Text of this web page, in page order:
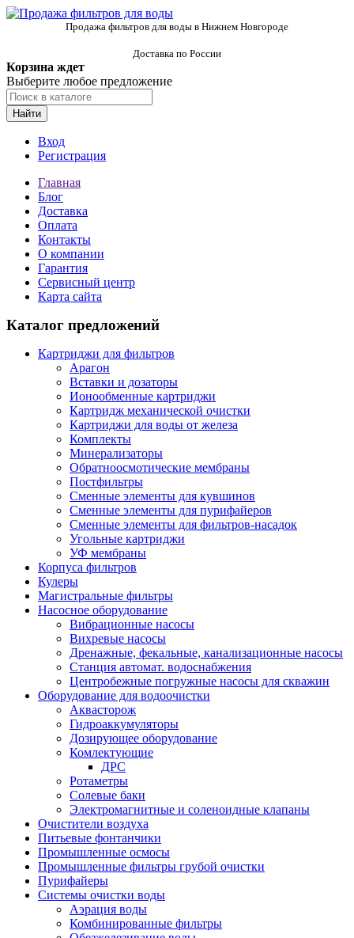
Продажа фильтров для воды в Нижнем Новгороде
Доставка по России
Корзина ждет
Выберите любое предложение
Найти
Вход
Регистрация
Главная
Блог
Доставка
Оплата
Контакты
О компании
Гарантия
Сервисный центр
Карта сайта
Каталог предложений
Картриджи для фильтров
Арагон
Вставки и дозаторы
Ионообменные картриджи
Картридж механической очистки
Картриджи для воды от железа
Комплекты
Минерализаторы
Обратноосмотические мембраны
Постфильтры
Сменные элементы для кувшинов
Сменные элементы для пурифайеров
Сменные элементы для фильтров-насадок
Угольные картриджи
УФ мембраны
Корпуса фильтров
Кулеры
Магистральные фильтры
Насосное оборудование
Вибрационные насосы
Вихревые насосы
Дренажные, фекальные, канализационные насосы
Станция автомат. водоснабжения
Центробежные погружные насосы для скважин
Оборудование для водоочистки
Аквасторож
Гидроаккумуляторы
Дозирующее оборудование
Комлектующие
ДРС
Ротаметры
Солевые баки
Электромагнитные и соленоидные клапаны
Очистители воздуха
Питьевые фонтанчики
Промышленные осмосы
Промышленные фильтры грубой очистки
Пурифайеры
Системы очистки воды
Аэрация воды
Комбинированные фильтры